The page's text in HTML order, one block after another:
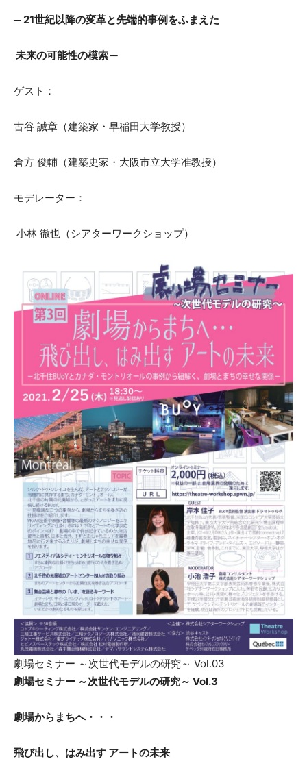
─ 21世紀以降の変革と先端的事例をふまえた
未来の可能性の模索 ─
ゲスト：
古谷 誠章（建築家・早稲田大学教授）
倉方 俊輔（建築史家・大阪市立大学准教授）
モデレーター：
小林 徹也（シアターワークショップ）
劇場セミナー ～次世代モデルの研究～ Vol.03
劇場セミナー ～次世代モデルの研究～ Vol.3
劇場からまちへ・・・
飛び出し、はみ出す アートの未来